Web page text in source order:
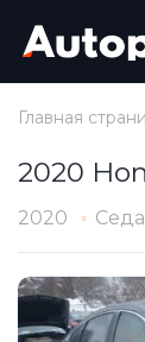
Главная
2020
2020